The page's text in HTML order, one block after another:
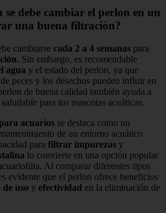
se debe cambiar el perlon en un
una buena filtración?
cambiarse cada 2 a 4 semanas para
. Sin embargo, es recomendable
agua y el estado del perlon, ya que
peces y los desechos pueden influir en
de buena calidad también ayuda a
para tus mascotas acuáticas.
acuarios se destaca como un
de un entorno acuático
para filtrar impurezas y
lo convierte en una opción popular
Al comparar diferentes tipos
evidente que el perlon ofrece beneficios
uso y efectividad en la eliminación de